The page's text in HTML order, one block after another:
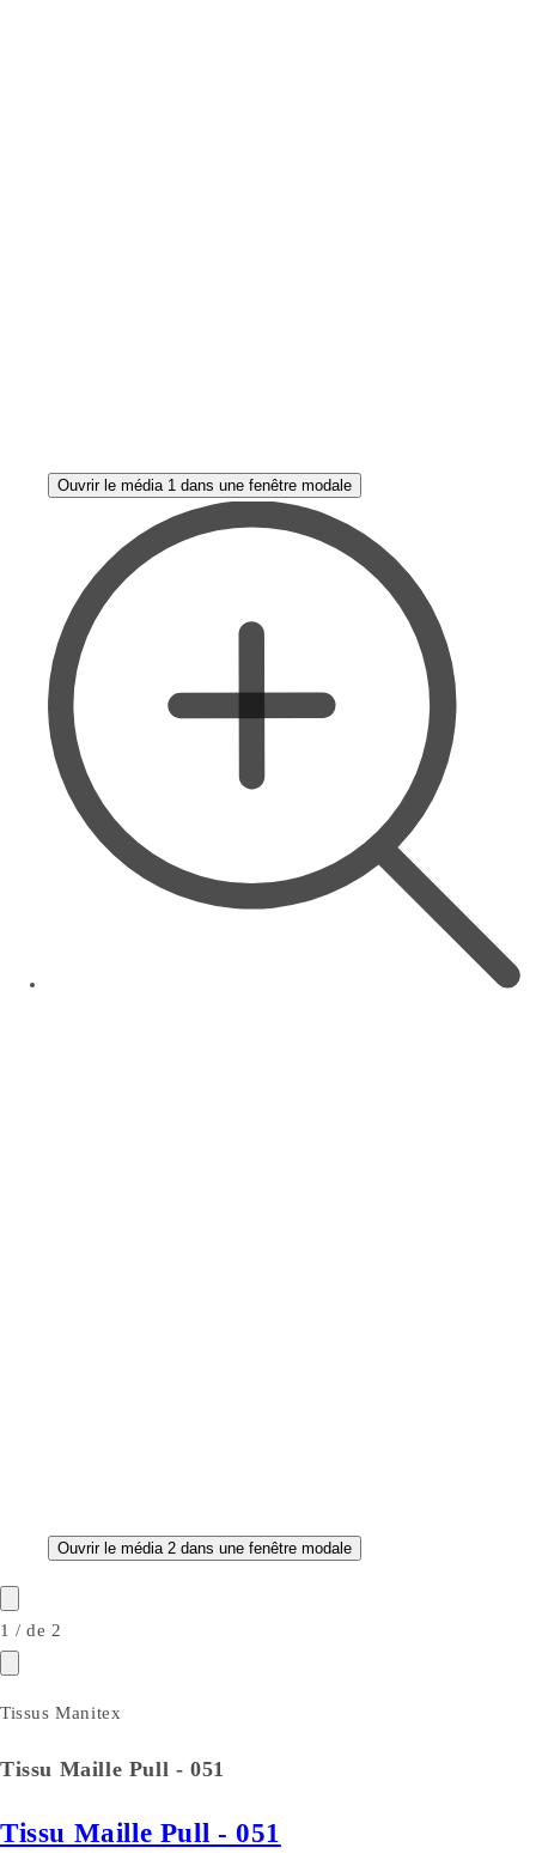
Ouvrir le média 1 dans une fenêtre modale
Ouvrir le média 2 dans une fenêtre modale
1 /de 2
Tissus Manitex
Tissu Maille Pull - 051
Tissu Maille Pull - 051